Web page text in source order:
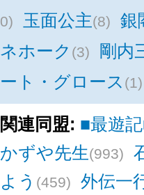
0)
玉面公主(8)
銀
ネホーク (3)
剛内
ート・グロース (1)
関連同盟: ■最遊
かずや先生(993)
よう (459)
外伝一